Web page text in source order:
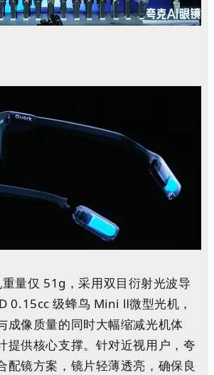
量仅 51g，采用双目衍射光波导
0.15cc 级蜂鸟 Mini Ⅱ微型光机，
成像质量的同时大幅缩减光机体
提供核心支撑。针对近视用户，夸
配镜方案，镜片轻薄透亮，确保良